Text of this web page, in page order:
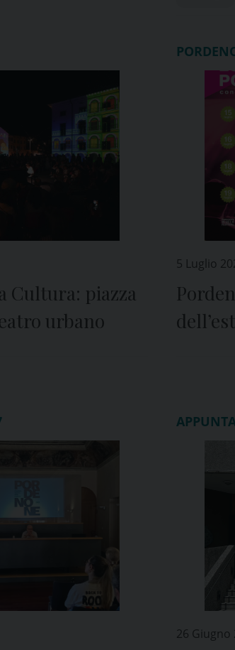
Cultura: piazza
urbano
5 Luglio
26 Giugno